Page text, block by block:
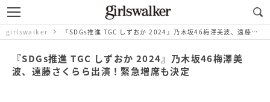
girlswalker 『SDGs推進 TGC しずおか 2024』乃木坂46梅澤美波、遠藤さくらら出演！緊急増席も決定
『SDGs推進 TGC しずおか 2024』乃木坂46梅澤美
波、遠藤さくらら出演！緊急増席も決定